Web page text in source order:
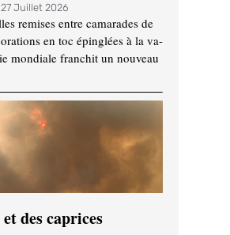
27 Juillet 2026
remises entre camarades de
en toc épinglées à la va-
mondiale franchit un nouveau
des caprices